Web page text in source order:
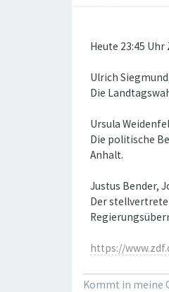
Heute 23:45 Uhr
Ulrich
Die
Ursula
Die politische
Anhalt.
Justus Bender,
Der
https://
Kommt in meine